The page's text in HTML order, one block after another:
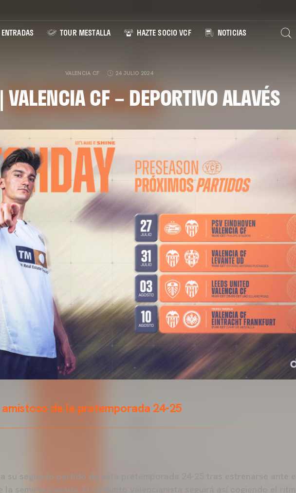
ENTRADAS TOUR MESTALLA HAZTE SOCIO VCF NOTICIAS
VALENCIA CF 24 JULIO 2024
VALENCIA CF – DEPORTIVO ALAVÉS
de la pretemporada 24-25
su segundo partido de esta pretemporada 24-25 tras estrenarse ante el
semana pasada. El conjunto valencianista seguirá así cogiendo el ritmo